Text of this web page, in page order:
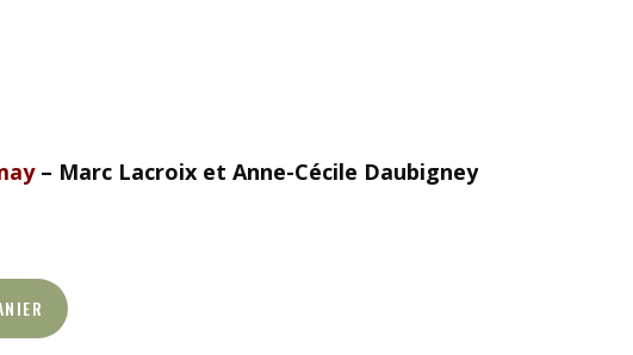
– Marc Lacroix et Anne-Cécile Daubigney